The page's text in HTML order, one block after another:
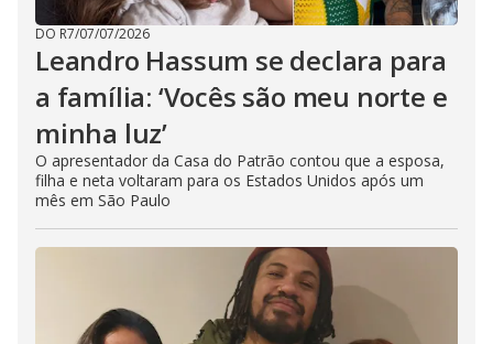
DO R7/07/07/2026
Leandro Hassum se declara para
a família: ‘Vocês são meu norte e
minha luz’
O apresentador da Casa do Patrão contou que a esposa,
filha e neta voltaram para os Estados Unidos após um
mês em São Paulo